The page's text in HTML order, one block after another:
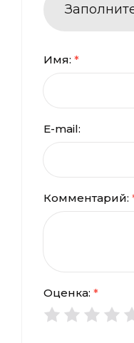
Имя: *
E-mail:
Комментарий:
Оценка: *